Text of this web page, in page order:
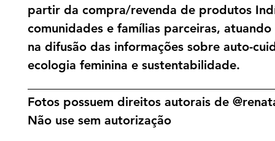
partir da compra/revenda de produtos
comunidades e famílias parceiras,
na difusão das informações sobre auto-
ecologia feminina e sustentabilidade.
Fotos possuem direitos autorais de
Não use sem autorização